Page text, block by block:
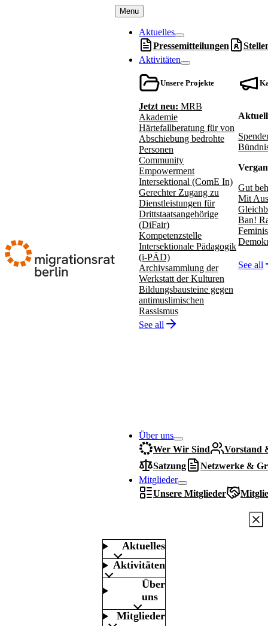
Menu
Aktuelles
Pressemitteilungen
Aktivitäten
Unsere Projekte
Jetzt neu: MRB
Akademie
Härtefallberatung für von
Abschiebung bedrohte
Personen
Community
Empowerment
Intersektional (ComE In)
Gerechter Zugang zu
Dienstleistungen für
Drittstaatsangehörige
(DiFair)
Kompetenzstelle
Intersektionale Pädagogik
(i-PÄD)
Archivsammlung der
Werkstatt der Kulturen
Bildungsbausteine gegen
antimuslimischen
Rassismus
See all
Gut
Mit
Ban!
See all
Über uns
Wer Wir Sind
Vorstand
Satzung
Netzwerke &
Mitglieder
Unsere Mitglieder
Aktuelles
Aktivitäten
Über
uns
Mitglieder